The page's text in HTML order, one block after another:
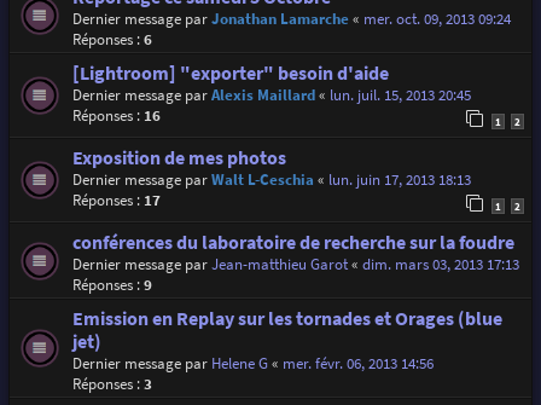
Dernier message parJonathan Lamarche« mer. oct. 09, 2013 09:24
Réponses :6
[Lightroom] "exporter" besoin d'aide
Dernier message parAlexis Maillard« lun. juil. 15, 2013 20:45
Réponses : 16 1 2
Exposition de mes photos
Dernier message parWalt L-Ceschia « lun. juin 17, 2013 18:13
Réponses : 17 1 2
conférences du laboratoire de recherche sur la foudre
Dernier message parJean-matthieu Garot« dim. mars 03, 2013 17:13
Réponses :9
Emission en Replay sur les tornades et Orages (blue
jet)
Dernier message par Helene G« mer. févr. 06, 2013 14:56
Réponses :3